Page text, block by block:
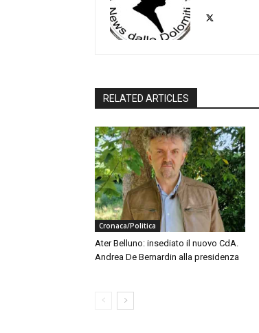
RELATED ARTICLES
Cronaca/Politica
Ater Belluno: insediato il nuovo CdA.
Andrea De Bernardin alla presidenza